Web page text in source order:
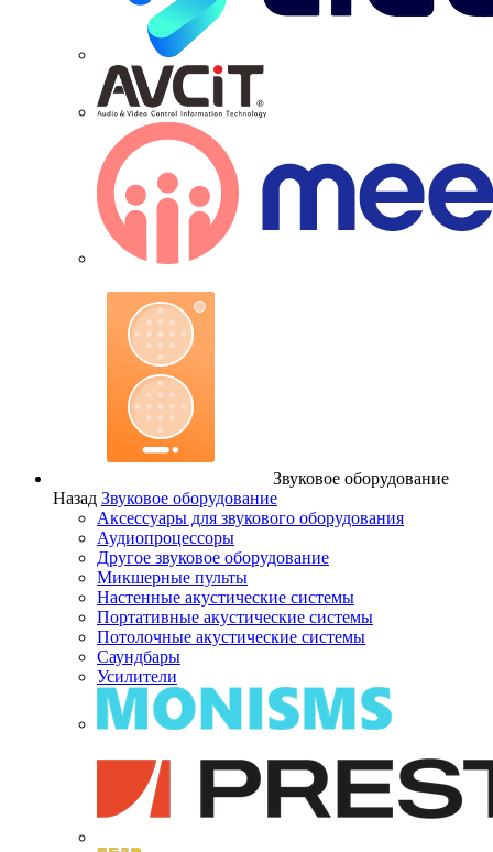
Звуковое оборудование
Назад Звуковое оборудование
Аксессуары для звукового оборудования
Аудиопроцессоры
Другое звуковое оборудование
Микшерные пульты
Настенные акустические системы
Портативные акустические системы
Потолочные акустические системы
Саундбары
Усилители